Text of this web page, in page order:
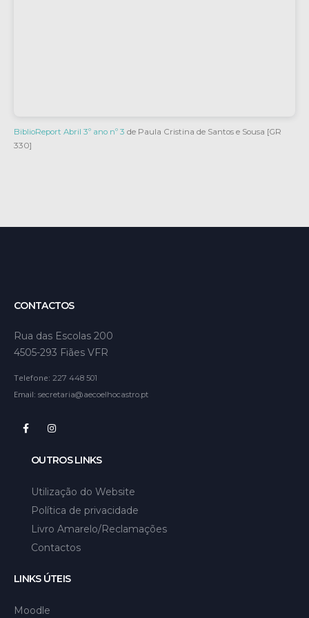
BiblioReport Abril 3º ano nº 3 de Paula Cristina de Santos e Sousa [GR
330]
CONTACTOS
Rua das Escolas 200
4505-293 Fiães VFR
Telefone: 227 448 501
Email: secretaria@aecoelhocastro.pt
OUTROS LINKS
Utilização do Website
Política de privacidade
Livro Amarelo/Reclamações
Contactos
LINKS ÚTEIS
Moodle